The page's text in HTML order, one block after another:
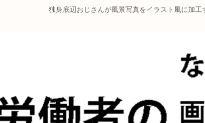
独身底辺おじさんが風景写真をイラスト風に加工